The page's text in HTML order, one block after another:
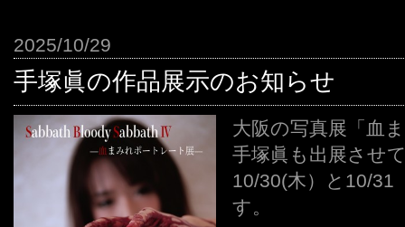
2025/10/29
手塚眞の作品展示のお知らせ
大阪の写真展「血
手塚眞も出展させ
10/30(木）と10/31
す。